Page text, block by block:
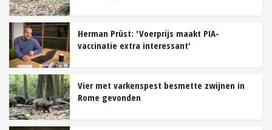
Herman Prüst: 'Voerprijs maakt PIA-
vaccinatie extra interessant'
Vier met varkenspest besmette zwijnen in
Rome gevonden